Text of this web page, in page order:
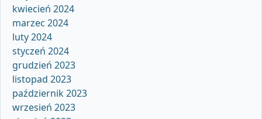
kwiecień 2024
marzec 2024
luty 2024
styczeń 2024
grudzień 2023
listopad 2023
październik 2023
wrzesień 2023